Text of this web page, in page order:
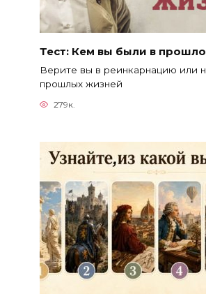
Тест: Кем вы были в
Верите вы в реинкарнацию или
прошлых жизней
279к.